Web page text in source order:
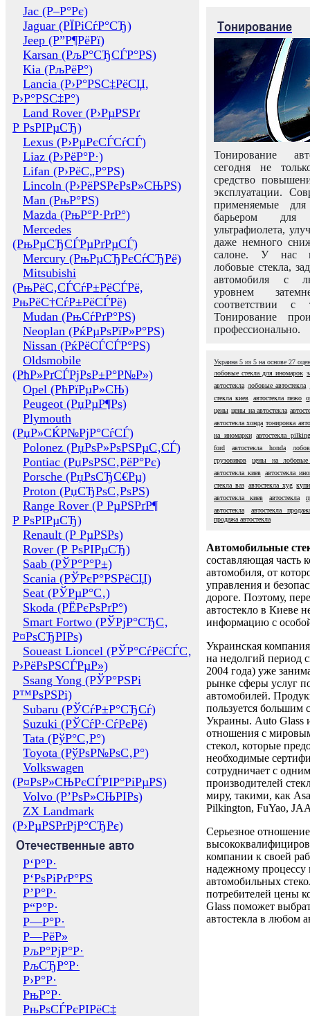
Jac (Р–Р°Рє)
Jaguar (РЇРіСѓР°СЂ)
Jeep (Р”Р¶РёРї)
Karsan (РљР°СЂСЃР°РЅ)
Kia (РљРёР°)
Lancia (Р›Р°РЅС‡РёСЏ,
Р›Р°РЅС‡Р°)
Land Rover (Р›РµРЅРґ
Р РѕРІРµСЂ)
Lexus (Р›РµРєСЃСѓСЃ)
Liaz (Р›РёР°Р·)
Lifan (Р›РёС„Р°РЅ)
Lincoln (Р›РёРЅРєРѕР»СЊРЅ)
Man (РњР°РЅ)
Mazda (РњР°Р·РґР°)
Mercedes
(РњРµСЂСЃРµРґРµСЃ)
Mercury (РњРµСЂРєСѓСЂРё)
Mitsubishi
(РњРёС‚СЃСѓР±РёСЃРё,
РњРёС†СѓР±РёСЃРё)
Mudan (РњСѓРґР°РЅ)
Neoplan (РќРµРѕРїР»Р°РЅ)
Nissan (РќРёСЃСЃР°РЅ)
Oldsmobile
(РћР»РґСЃРјРѕР±Р°Р№Р»)
Opel (РћРїРµР»СЊ)
Peugeot (РџРµР¶Рѕ)
Plymouth
(РџР»СЌР№РјР°СѓСЃ)
Polonez (РџРѕР»РѕРЅРµС‚СЃ)
Pontiac (РџРѕРЅС‚РёР°Рє)
Porsche (РџРѕСЂС€Рµ)
Proton (РџСЂРѕС‚РѕРЅ)
Range Rover (Р РµРЅРґР¶
Р РѕРІРµСЂ)
Renault (Р РµРЅРѕ)
Rover (Р РѕРІРµСЂ)
Saab (РЎР°Р°Р±)
Scania (РЎРєР°РЅРёСЏ)
Seat (РЎРµР°С‚)
Skoda (РЁРєРѕРґР°)
Smart Fortwo (РЎРјР°СЂС‚
Р¤РѕСЂРІРѕ)
Soueast Lioncel (РЎР°СѓРёСЃС‚
Р›РёРѕРЅСЃРµР»)
Ssang Yong (РЎР°РЅРі
Р™РѕРЅРі)
Subaru (РЎСѓР±Р°СЂСѓ)
Suzuki (РЎСѓР·СѓРєРё)
Tata (РўР°С‚Р°)
Toyota (РўРѕР№РѕС‚Р°)
Volkswagen
(Р¤РѕР»СЊРєСЃРІР°РіРµРЅ)
Volvo (Р’РѕР»СЊРІРѕ)
ZX Landmark
(Р›РµРЅРґРјР°СЂРє)
Отечественные авто
Р‘Р°Р·
Р‘РѕРіРґР°РЅ
Р’Р°Р·
Р“Р°Р·
Р—Р°Р·
Р—РёР»
РљР°РјР°Р·
РљСЂР°Р·
Р›Р°Р·
РњР°Р·
РњРѕСЃРєРІРёС‡
Тонирование
Тонирование
сегодня не
средство
эксплуатации.
применяемые
барьером для
ультрафиолета,
даже немного
салоне. У нас
лобовые стекла,
автомобиля с
уровнем
соответствии с
Тонирование
профессионально.
Украина 5 из 5 на основе 27
лобовые стекла для иномарок
автостекла лобовые автостекла
стекла киев
автостекла пежо
цены цены на автостекла
автостекла хонда тонировка
на иномарки автостекла
ford
автостекла honda
грузовиков
цены на лобовые
автостекла киев автостекла
стекла ваз автостекла xyg
автостекла киев
автостекла
автостекла
автостекла
продажа автостекла
Автомобильные
составляющая часть
автомобиля, от
управления и
дороге. Поэтому,
автостекло в Киеве
информацию с
Украинская
на недолгий период
2004 года) уже
рынке сферы услуг
автомобилей.
пользуется большим
Украины. Auto Glass
отношения с
стекол, которые
необходимые
сотрудничает с
производителей
миру, такими, как
Pilkington, FuYao,
Серьезное отношение
компании к своей
надежному процессу
автомобильных
потребителей цены
Glass поможет
автостекла в любом